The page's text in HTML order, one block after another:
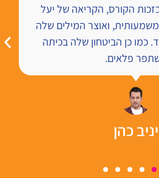
הקורס, הקריאה של יעל
ואוצר המילים שלה
כמו כן הביטחון שלה בכיתה
פלאים.
יניב כהן